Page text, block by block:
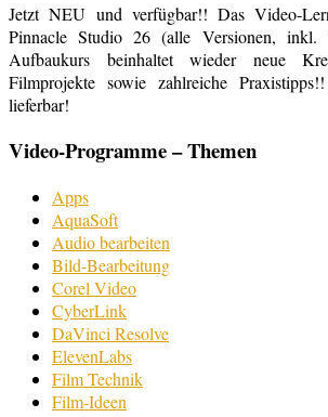
Jetzt NEU und verfügbar!! Das Video-
Pinnacle Studio 26 (alle Versionen, inkl.
Aufbaukurs beinhaltet wieder neue
Filmprojekte sowie zahlreiche
lieferbar!
Video-Programme – Themen
Apps
AquaSoft
Audio bearbeiten
Bild-Bearbeitung
Corel Video
CyberLink
DaVinci Resolve
ElevenLabs
Film Technik
Film-Ideen